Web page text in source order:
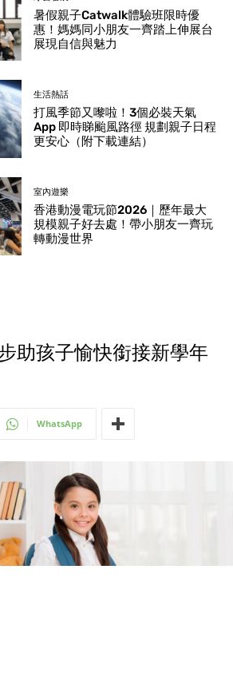
暑假親子Catwalk體驗班限時優
惠！媽媽同小朋友一齊踏上伸展台
展現自信與魅力
生活熱話
打風季節又嚟啦！3個必裝天氣
App 即時睇颱風路徑 規劃親子日程
更安心（附下載連結）
室內遊樂
香港動漫電玩節2026｜歷年最大
規模親子好去處！帶小朋友一齊玩
轉動漫世界